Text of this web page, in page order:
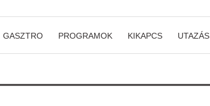
GASZTRO PROGRAMOK KIKAPCS UTAZÁS